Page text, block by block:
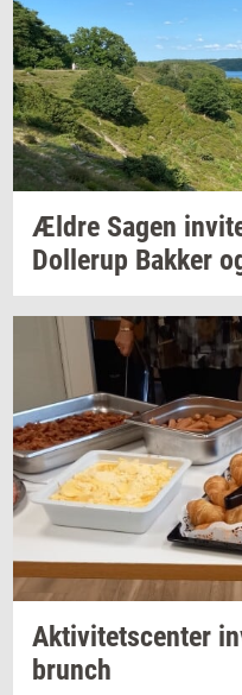
Ældre Sagen
Dol­lerup Bak­ker
Ak­ti­vi­tets­cen­ter
brunch